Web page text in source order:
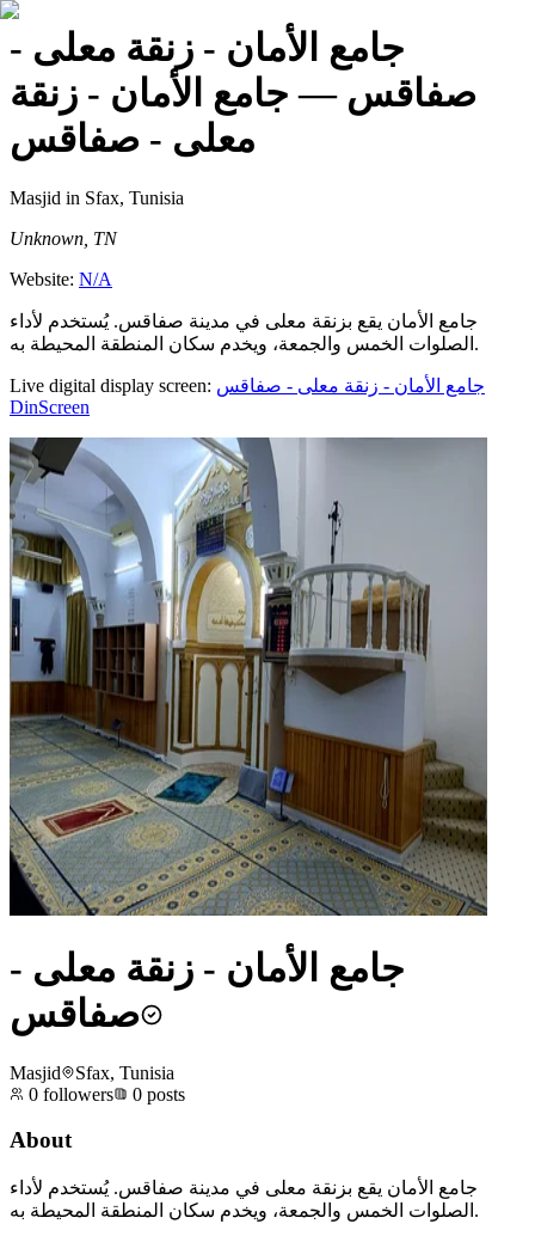
جامع الأمان - زنقة معلى -
صفاقس — جامع الأمان - زنقة
معلى - صفاقس
Masjid in Sfax, Tunisia
Unknown, TN
Website: N/A
جامع الأمان يقع بزنقة معلى في مدينة صفاقس. يُستخدم لأداء
الصلوات الخمس والجمعة، ويخدم سكان المنطقة المحيطة به.
Live digital display screen: جامع الأمان - زنقة معلى - صفاقس
DinScreen
جامع الأمان - زنقة معلى -
صفاقس
Masjid
Sfax, Tunisia
0 followers 0 posts
About
جامع الأمان يقع بزنقة معلى في مدينة صفاقس. يُستخدم لأداء
الصلوات الخمس والجمعة، ويخدم سكان المنطقة المحيطة به.